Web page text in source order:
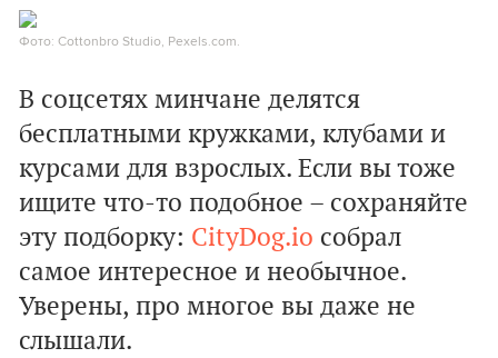
Фото: Cottonbro Studio, Pexels.com.
В соцсетях минчане делятся
бесплатными кружками, клубами и
курсами для взрослых. Если вы тоже
ищите что-то подобное – сохраняйте
эту подборку: CityDog.io собрал
самое интересное и необычное.
Уверены, про многое вы даже не
слышали.